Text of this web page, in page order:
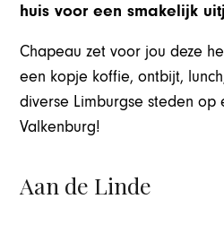
huis voor een smakelijk
Chapeau zet voor jou deze
een kopje koffie, ontbijt,
diverse Limburgse steden op
Valkenburg!
Aan de Linde